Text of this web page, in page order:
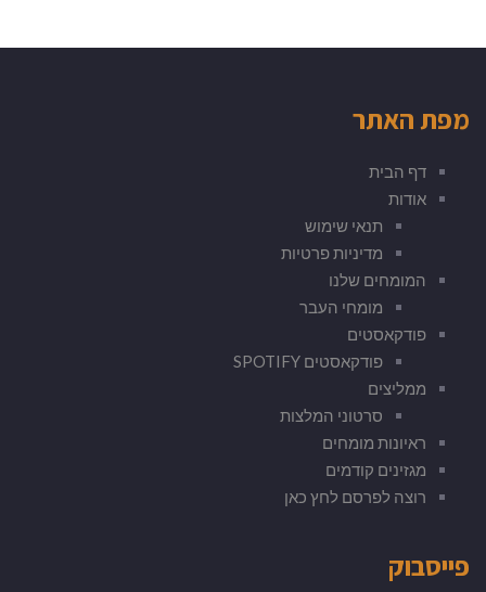
מפת האתר
דף הבית
אודות
תנאי שימוש
מדיניות פרטיות
המומחים שלנו
מומחי העבר
פודקאסטים
פודקאסטים SPOTIFY
ממליצים
סרטוני המלצות
ראיונות מומחים
מגזינים קודמים
רוצה לפרסם לחץ כאן
פייסבוק